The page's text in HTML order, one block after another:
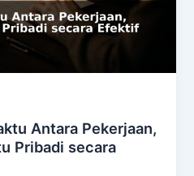
Antara Pekerjaan,
Pribadi secara